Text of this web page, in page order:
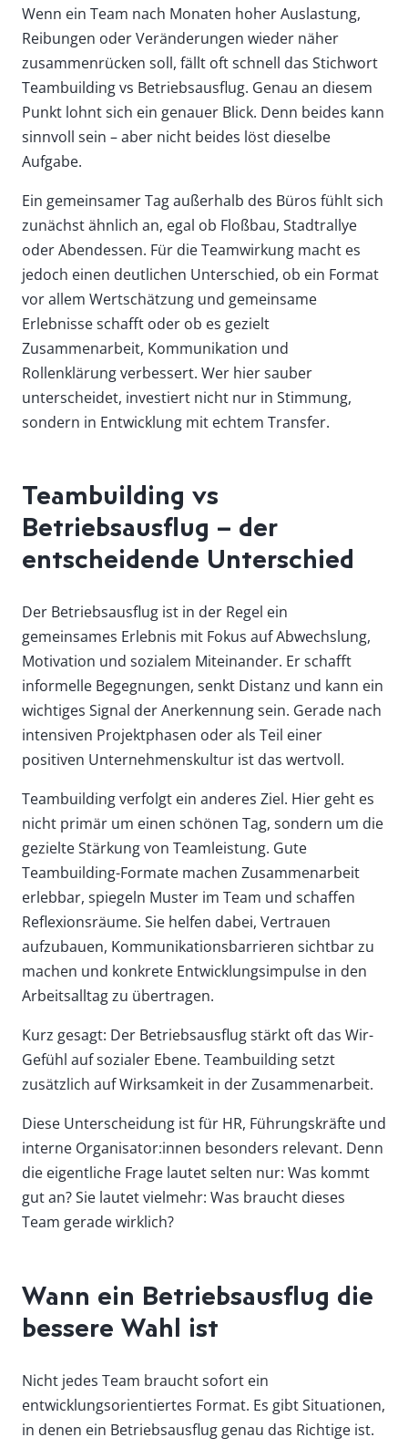
Wenn ein Team nach Monaten hoher Auslastung,
Reibungen oder Veränderungen wieder näher
zusammenrücken soll, fällt oft schnell das Stichwort
Teambuilding vs Betriebsausflug. Genau an diesem
Punkt lohnt sich ein genauer Blick. Denn beides kann
sinnvoll sein – aber nicht beides löst dieselbe
Aufgabe.
Ein gemeinsamer Tag außerhalb des Büros fühlt sich
zunächst ähnlich an, egal ob Floßbau, Stadtrallye
oder Abendessen. Für die Teamwirkung macht es
jedoch einen deutlichen Unterschied, ob ein Format
vor allem Wertschätzung und gemeinsame
Erlebnisse schafft oder ob es gezielt
Zusammenarbeit, Kommunikation und
Rollenklärung verbessert. Wer hier sauber
unterscheidet, investiert nicht nur in Stimmung,
sondern in Entwicklung mit echtem Transfer.
Teambuilding vs
Betriebsausflug – der
entscheidende Unterschied
Der Betriebsausflug ist in der Regel ein
gemeinsames Erlebnis mit Fokus auf Abwechslung,
Motivation und sozialem Miteinander. Er schafft
informelle Begegnungen, senkt Distanz und kann ein
wichtiges Signal der Anerkennung sein. Gerade nach
intensiven Projektphasen oder als Teil einer
positiven Unternehmenskultur ist das wertvoll.
Teambuilding verfolgt ein anderes Ziel. Hier geht es
nicht primär um einen schönen Tag, sondern um die
gezielte Stärkung von Teamleistung. Gute
Teambuilding-Formate machen Zusammenarbeit
erlebbar, spiegeln Muster im Team und schaffen
Reflexionsräume. Sie helfen dabei, Vertrauen
aufzubauen, Kommunikationsbarrieren sichtbar zu
machen und konkrete Entwicklungsimpulse in den
Arbeitsalltag zu übertragen.
Kurz gesagt: Der Betriebsausflug stärkt oft das Wir-
Gefühl auf sozialer Ebene. Teambuilding setzt
zusätzlich auf Wirksamkeit in der Zusammenarbeit.
Diese Unterscheidung ist für HR, Führungskräfte und
interne Organisator:innen besonders relevant. Denn
die eigentliche Frage lautet selten nur: Was kommt
gut an? Sie lautet vielmehr: Was braucht dieses
Team gerade wirklich?
Wann ein Betriebsausflug die
bessere Wahl ist
Nicht jedes Team braucht sofort ein
entwicklungsorientiertes Format. Es gibt Situationen,
in denen ein Betriebsausflug genau das Richtige ist.